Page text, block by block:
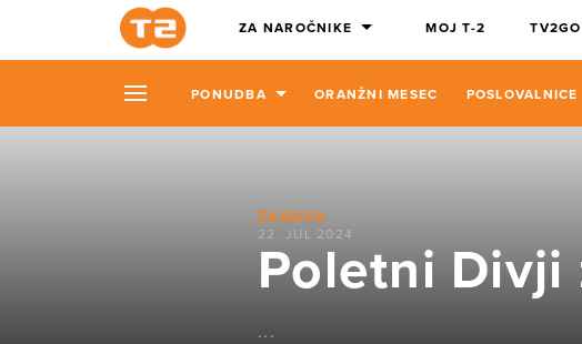
ZA NAROČNIKE MOJ T-2 TV2GO
PONUDBA ORANŽNI MESEC POSLOVALNICE
ZABAVA
22. JUL 2024
Poletni Divji
...